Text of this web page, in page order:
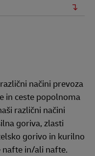
načini prevoza
in ceste popolnoma
različni načini
goriva, zlasti
gorivo in kurilno
nafte in/ali nafte.